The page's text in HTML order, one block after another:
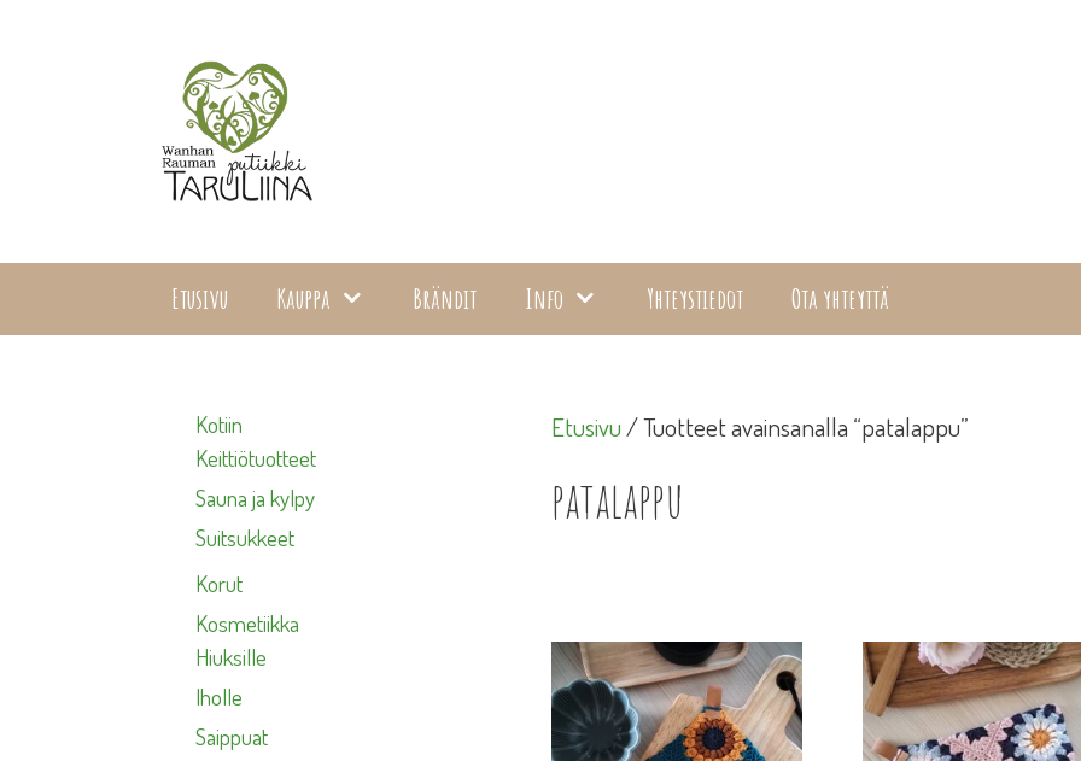
Etusivu Kauppa Brändit Info Yhteystiedot Ota yhteyttä
Etusivu/ Tuotteet avainsanalla “patalappu”
patalappu
Tällä
tuotteella
on
Kotiin
Keittiötuotteet
Sauna ja kylpy
Suitsukkeet
Korut
Kosmetiikka
Hiuksille
Iholle
Saippuat